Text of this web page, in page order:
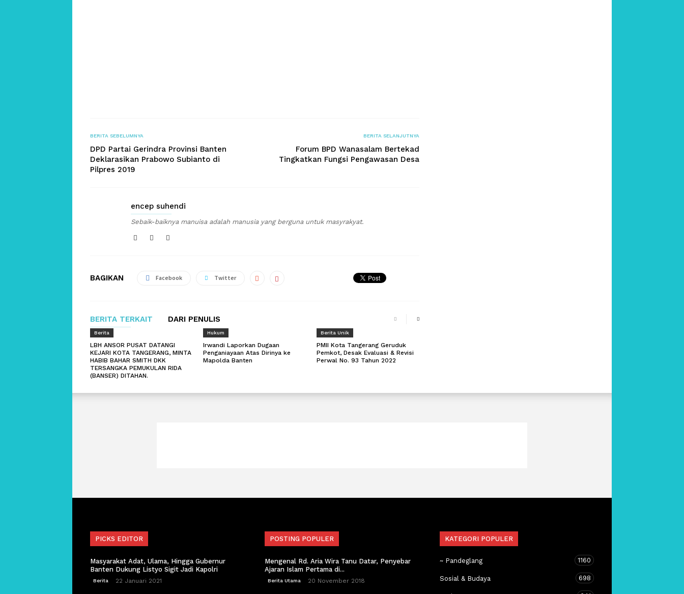
BERITA SEBELUMNYA
DPD Partai Gerindra Provinsi Banten
Deklarasikan Prabowo Subianto di
Pilpres 2019
BERITA SELANJUTNYA
Forum BPD Wanasalam Bertekad
Tingkatkan Fungsi Pengawasan Desa
encep suhendi
Sebaik-baiknya manuisa adalah manusia yang berguna untuk masyrakyat.
BAGIKAN Facebook Twitter
BERITA TERKAIT DARI PENULIS
Berita
LBH ANSOR PUSAT DATANGI
KEJARI KOTA TANGERANG, MINTA
HABIB BAHAR SMITH DKK
TERSANGKA PEMUKULAN RIDA
(BANSER) DITAHAN.
Hukum
Irwandi Laporkan Dugaan
Penganiayaan Atas Dirinya ke
Mapolda Banten
Berita Unik
PMII Kota Tangerang Geruduk
Pemkot, Desak Evaluasi & Revisi
Perwal No. 93 Tahun 2022
PICKS EDITOR
Masyarakat Adat, Ulama, Hingga Gubernur
Banten Dukung Listyo Sigit Jadi Kapolri
Berita 22 Januari 2021
POSTING POPULER
Mengenal Rd. Aria Wira Tanu Datar, Penyebar
Ajaran Islam Pertama di...
Berita Utama 20 November 2018
KATEGORI POPULER
~ Pandeglang 1160
Sosial & Budaya 698